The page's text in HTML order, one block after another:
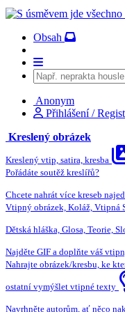
Obsah
Anonym
Přihlášení /
Kreslený obrázek
Kreslený vtip, satira, kresba
Pořádáte soutěž kreslířů?
Chcete nahrát více kreseb
Vtipný obrázek, Koláž, Vtipná
Dětská hláška, Glosa, Teorie,
Najděte GIF a doplňte váš
Nahrajte obrázek/kresbu, ke
ostatní vymýšlet vtipné texty
Navrhněte autorům, ať něco